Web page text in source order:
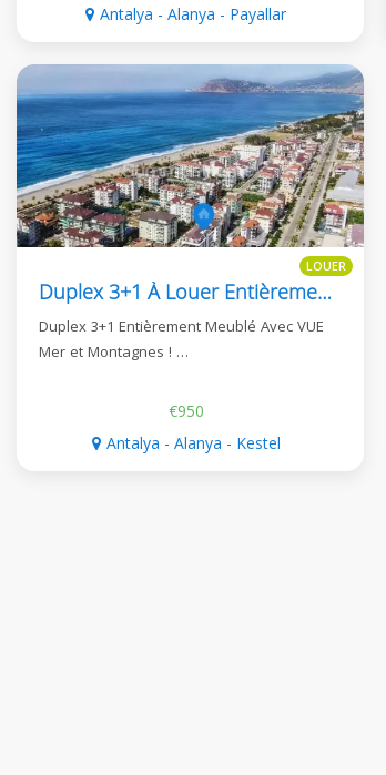
Antalya - Alanya - Payallar
LOUER
Duplex 3+1 À Louer Entièrement Meublé Avec Vue Sur La Mer Et La Montagne
Duplex 3+1 Entièrement Meublé Avec VUE
Mer et Montagnes ! …
€950
Antalya - Alanya - Kestel